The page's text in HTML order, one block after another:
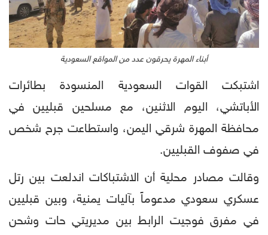
أبناء المهرة يحرقون عدد من المواقع السعودية
اشتبكت القوات السعودية المنسودة بطائرات
الأباتشي، اليوم الاثنين، مع مسلحين قبليين في
محافظة المهرة شرقي اليمن، واستطاعت جرح شخص
في صفوف القبليين.
وقالت مصادر محلية أن الاشتباكات اندلعت بين رتل
عسكري سعودي مدعوماً بآليات يمنية، وبين قبليين
في مفرق فوجيت الرابط بين مديريتي حات وشحن